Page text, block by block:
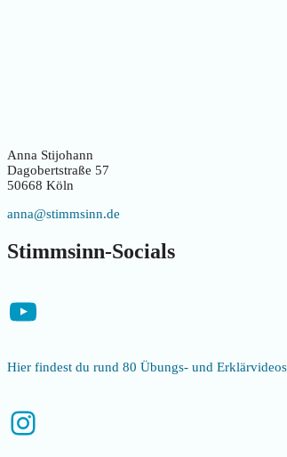
Anna Stijohann
Dagobertstraße 57
50668 Köln
anna@stimmsinn.de
Stimmsinn-Socials
YouTube
Hier findest du rund 80 Übungs- und
Instagram